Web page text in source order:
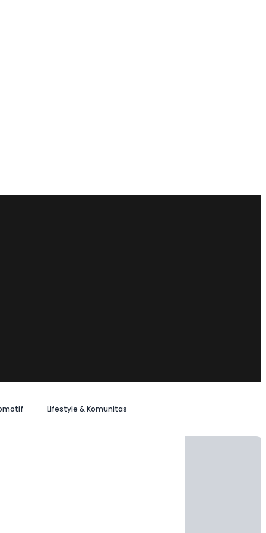
Lifestyle & Komunitas